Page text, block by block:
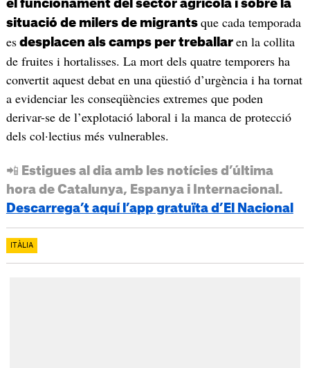
el funcionament del sector agrícola i sobre la
situació de milers de migrants que cada temporada
esdesplacen als camps per treballar en la collita
de fruites i hortalisses. La mort dels quatre temporers ha
convertit aquest debat en una qüestió d’urgència i ha tornat
a evidenciar les conseqüències extremes que poden
derivar-se de l’explotació laboral i la manca de protecció
dels col·lectius més vulnerables.
📲 Estigues al dia amb les notícies d’última
hora de Catalunya, Espanya i Internacional.
Descarrega’t aquí l’app gratuïta d’El Nacional
ITÀLIA